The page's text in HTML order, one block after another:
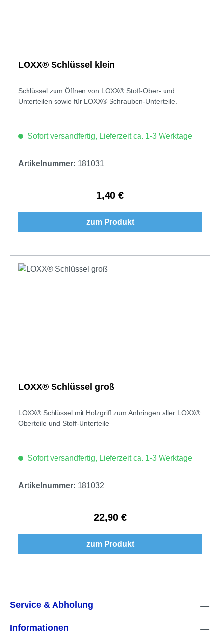
LOXX® Schlüssel klein
Schlüssel zum Öffnen von LOXX® Stoff-Ober- und
Unterteilen sowie für LOXX® Schrauben-Unterteile.
Sofort versandfertig, Lieferzeit ca. 1-3 Werktage
Artikelnummer: 181031
Regulärer Preis:
1,40 €
zum Produkt
LOXX® Schlüssel groß
LOXX® Schlüssel mit Holzgriff zum Anbringen aller LOXX®
Oberteile und Stoff-Unterteile
Sofort versandfertig, Lieferzeit ca. 1-3 Werktage
Artikelnummer: 181032
Regulärer Preis:
22,90 €
zum Produkt
Service & Abholung
Informationen